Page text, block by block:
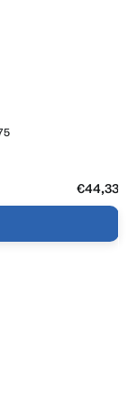
€44,33